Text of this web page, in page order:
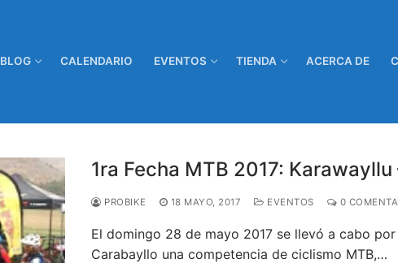
BLOG CALENDARIO EVENTOS TIENDA ACERCA DE
1ra Fecha MTB 2017:
PROBIKE 18 MAYO, 2017 EVENTOS 0
El domingo 28 de mayo 2017 se llevó a cabo
Carabayllo una competencia de ciclismo MTB,…